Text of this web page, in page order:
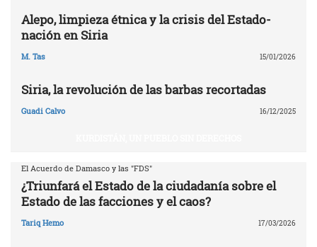
Alepo, limpieza étnica y la crisis del Estado-
nación en Siria
M. Tas 15/01/2026
Siria, la revolución de las barbas recortadas
Guadi Calvo 16/12/2025
El Acuerdo de Damasco y las "FDS"
¿Triunfará el Estado de la ciudadanía sobre el
Estado de las facciones y el caos?
Tariq Hemo 17/03/2026